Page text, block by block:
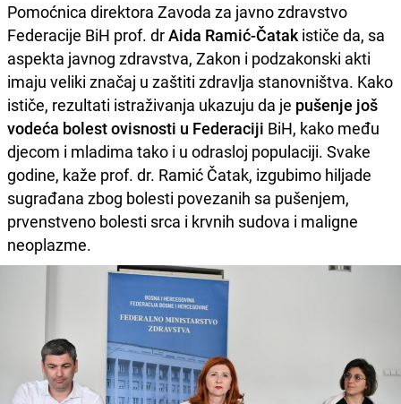
Pomoćnica direktora Zavoda za javno zdravstvo
Federacije BiH prof. drAida Ramić-Čatakističe da, sa
aspekta javnog zdravstva, Zakon i podzakonski akti
imaju veliki značaj u zaštiti zdravlja stanovništva. Kako
ističe, rezultati istraživanja ukazuju da je pušenje još
vodeća bolest ovisnosti u Federaciji BiH, kako među
djecom i mladima tako i u odrasloj populaciji. Svake
godine, kaže prof. dr. Ramić Čatak, izgubimo hiljade
sugrađana zbog bolesti povezanih sa pušenjem,
prvenstveno bolesti srca i krvnih sudova i maligne
neoplazme.